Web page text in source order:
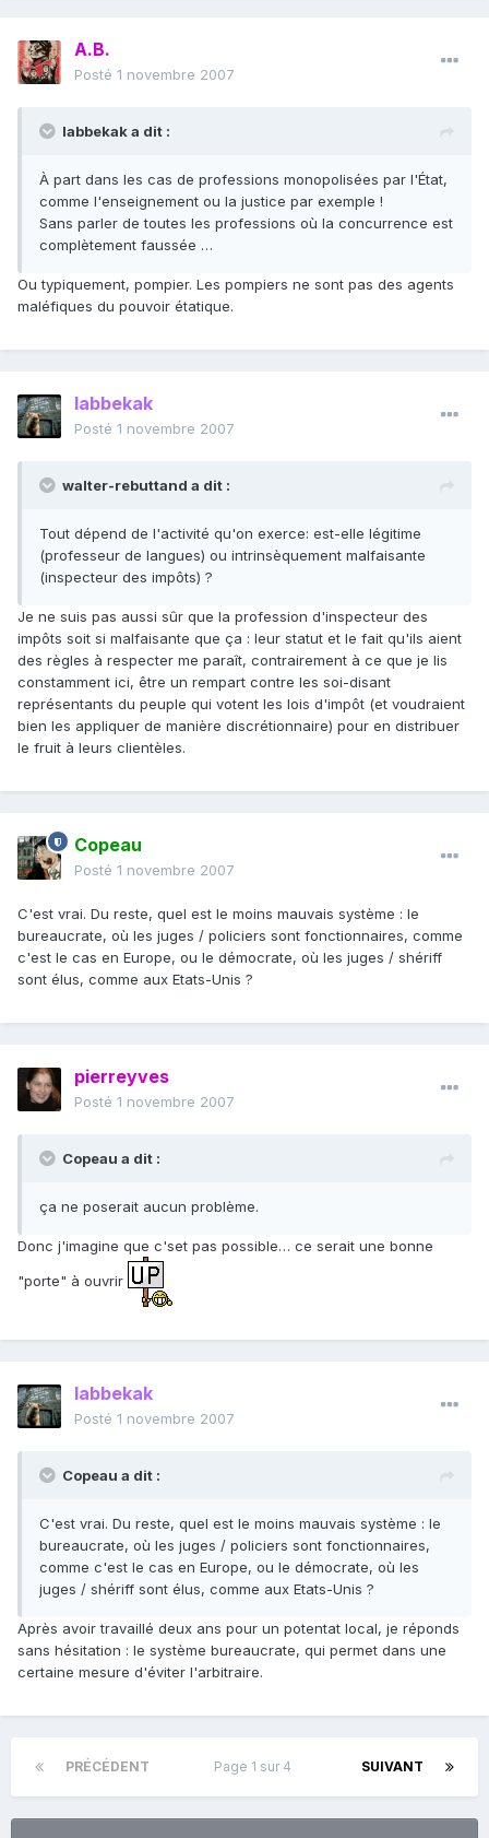
A.B.
Posté 1 novembre 2007
labbekak a dit :
À part dans les cas de professions monopolisées par l'État,
comme l'enseignement ou la justice par exemple !
Sans parler de toutes les professions où la concurrence est
complètement faussée …
Ou typiquement, pompier. Les pompiers ne sont pas des agents
maléfiques du pouvoir étatique.
labbekak
Posté 1 novembre 2007
walter-rebuttand a dit :
Tout dépend de l'activité qu'on exerce: est-elle légitime
(professeur de langues) ou intrinsèquement malfaisante
(inspecteur des impôts) ?
Je ne suis pas aussi sûr que la profession d'inspecteur des
impôts soit si malfaisante que ça : leur statut et le fait qu'ils aient
des règles à respecter me paraît, contrairement à ce que je lis
constamment ici, être un rempart contre les soi-disant
représentants du peuple qui votent les lois d'impôt (et voudraient
bien les appliquer de manière discrétionnaire) pour en distribuer
le fruit à leurs clientèles.
Copeau
Posté 1 novembre 2007
C'est vrai. Du reste, quel est le moins mauvais système : le
bureaucrate, où les juges / policiers sont fonctionnaires, comme
c'est le cas en Europe, ou le démocrate, où les juges / shériff
sont élus, comme aux Etats-Unis ?
pierreyves
Posté 1 novembre 2007
Copeau a dit :
ça ne poserait aucun problème.
Donc j'imagine que c'set pas possible… ce serait une bonne
"porte" à ouvrir
labbekak
Posté 1 novembre 2007
Copeau a dit :
C'est vrai. Du reste, quel est le moins mauvais système : le
bureaucrate, où les juges / policiers sont fonctionnaires,
comme c'est le cas en Europe, ou le démocrate, où les
juges / shériff sont élus, comme aux Etats-Unis ?
Après avoir travaillé deux ans pour un potentat local, je réponds
sans hésitation : le système bureaucrate, qui permet dans une
certaine mesure d'éviter l'arbitraire.
PRÉCÉDENT SUIVANT
Page 1 sur 4